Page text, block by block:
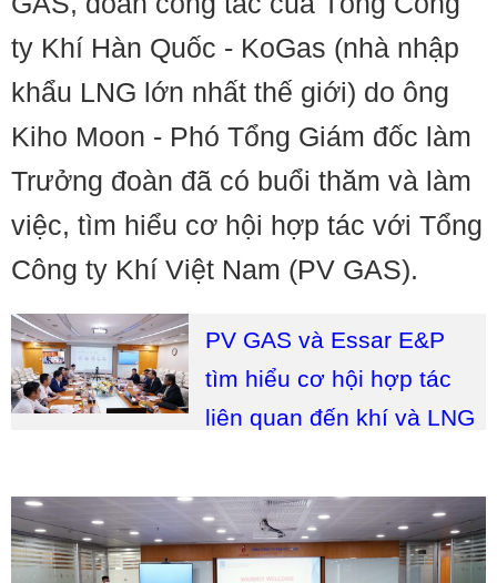
ty Khí Hàn Quốc - KoGas (nhà nhập
khẩu LNG lớn nhất thế giới) do ông
Kiho Moon - Phó Tổng Giám đốc làm
Trưởng đoàn đã có buổi thăm và làm
việc, tìm hiểu cơ hội hợp tác với Tổng
Công ty Khí Việt Nam (PV GAS).
PV GAS và Essar E&P
tìm hiểu cơ hội hợp tác
liên quan đến khí và LNG